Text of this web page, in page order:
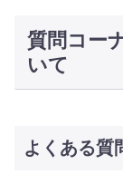
質問コー
いて
よくある質